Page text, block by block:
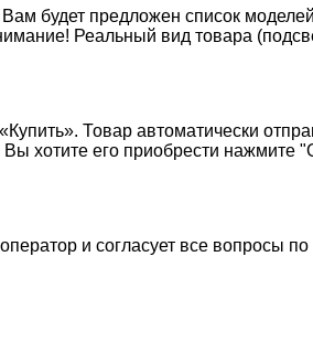
будет предложен список
Реальный вид товара
Товар автоматически
Вы хотите его приобрести
и согласует все вопросы